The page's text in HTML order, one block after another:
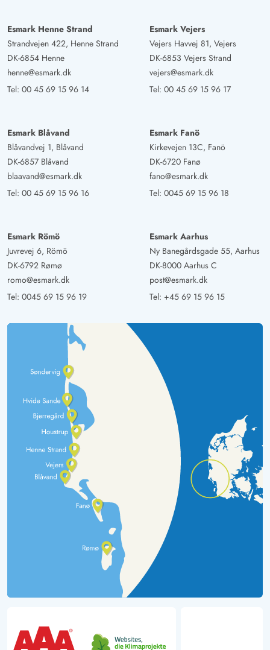
Esmark Henne Strand
Strandvejen 422, Henne Strand
DK-6854 Henne
henne@esmark.dk
Tel: 00 45 69 15 96 14
Esmark Vejers
Vejers Havvej 81, Vejers
DK-6853 Vejers Strand
vejers@esmark.dk
Tel: 00 45 69 15 96 17
Esmark Blåvand
Blåvandvej 1, Blåvand
DK-6857 Blåvand
blaavand@esmark.dk
Tel: 00 45 69 15 96 16
Esmark Fanö
Kirkevejen 13C, Fanö
DK-6720 Fanø
fano@esmark.dk
Tel: 0045 69 15 96 18
Esmark Römö
Juvrevej 6, Römö
DK-6792 Rømø
romo@esmark.dk
Tel: 0045 69 15 96 19
Esmark Aarhus
Ny Banegårdsgade 55, Aarhus
DK-8000 Aarhus C
post@esmark.dk
Tel: +45 69 15 96 15